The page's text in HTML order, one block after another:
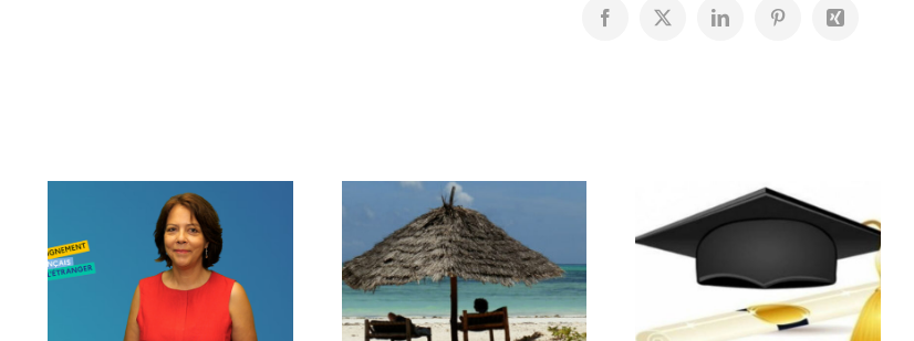
Facebook
X LinkedInPinterestXing
Voilà l’été…
Résultats du
Bac
Bourses
scolaires